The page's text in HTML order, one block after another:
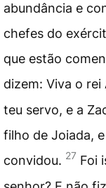
abundância e
chefes do
que estão
dizem: Viva o rei
teu servo, e a
filho de Joiada,
convidou. 27 Foi